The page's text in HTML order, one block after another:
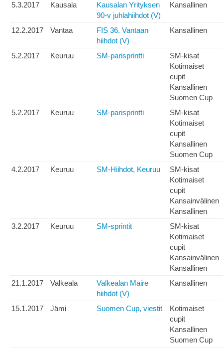
5.3.2017 Kausala
Kausalan Yrityksen
90-v juhlahiihdot (V)
Kansallinen
12.2.2017 Vantaa
FIS 36. Vantaan
hiihdot (V)
Kansallinen
5.2.2017 Keuruu SM-parisprintti
SM-kisat
Kotimaiset
cupit
Kansallinen
Suomen Cup
5.2.2017
Keuruu SM-parisprintti
SM-kisat
Kotimaiset
cupit
Kansallinen
Suomen Cup
4.2.2017
Keuruu SM-Hiihdot, Keuruu
SM-kisat
Kotimaiset
cupit
Kansainvälinen
Kansallinen
3.2.2017
Keuruu SM-sprintit
SM-kisat
Kotimaiset
cupit
Kansainvälinen
Kansallinen
21.1.2017
Valkeala
Valkealan Maire
hiihdot (V)
Kansallinen
15.1.2017 Jämi Suomen Cup, viestit
Kotimaiset
cupit
Kansallinen
Suomen Cup